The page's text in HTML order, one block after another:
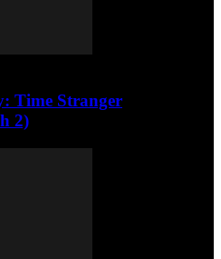
Time Stranger
2)